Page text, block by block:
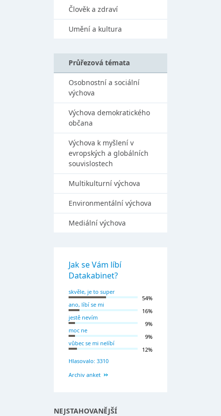
Člověk a zdraví
Umění a kultura
Průřezová témata
Osobnostní a sociální
výchova
Výchova demokratického
občana
Výchova k myšlení v
evropských a globálních
souvislostech
Multikulturní výchova
Environmentální výchova
Mediální výchova
Jak se Vám líbí
Datakabinet?
skvěle, je to super
54%
ano, líbí se mi
16%
jestě nevím
9%
moc ne
9%
vůbec se mi nelíbí
12%
Hlasovalo: 3310
Archiv anket
NEJSTAHOVANĚJŠÍ